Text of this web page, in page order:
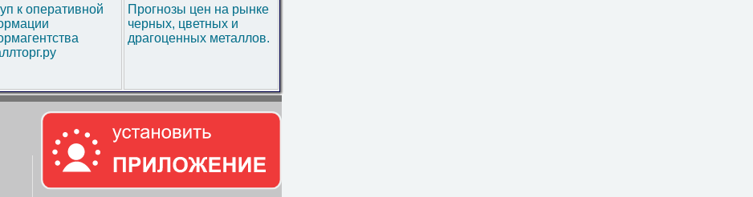
к оперативной
Прогнозы цен на рынке
черных, цветных и
драгоценных металлов.